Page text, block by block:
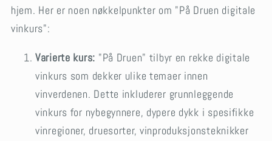
hjem. Her er noen nøkkelpunkter om "På Druen digitale
vinkurs":
Varierte kurs: "På Druen" tilbyr en rekke digitale
vinkurs som dekker ulike temaer innen
vinverdenen. Dette inkluderer grunnleggende
vinkurs for nybegynnere, dypere dykk i spesifikke
vinregioner, druesorter, vinproduksjonsteknikker